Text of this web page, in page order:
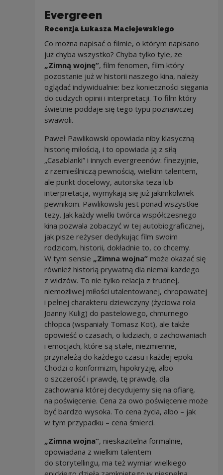
Evergreen
Recenzja Łukasza Maciejewskiego
Co można napisać o filmie, o którym napisano
już chyba wszystko? Chyba tylko tyle, że
„Zimną wojnę”, film fenomen, film który
pozostanie już w historii naszego kina, należy
oglądać indywidualnie: bez konieczności sięgania
do cudzych opinii i interpretacji. To film który
świetnie poddaje się tego typu poznawczej
swawoli.
Paweł Pawlikowski opowiada niby klasyczną
historię miłością, i to opowiada ją z siłą
„Casablanki” i innych evergreenów: finezyjnie,
z rzemieślniczą pewnością, wielkim talentem,
ale punkt docelowy, autorska teza lub
interpretacja, wymykają się już jakimkolwiek
pewnikom. Pawlikowski jest ponad wszystkie
tezy. Jak każdy wielki twórca współczesnego
kina pozwala zobaczyć w tej autobiograficznej,
jak pisze reżyser dedykując film swoim
rodzicom, historii, dokładnie to, co chcemy.
W tym sensie „Zimna wojna” może okazać się
również historią prywatną dla niemal każdego
z widzów. To nie tylko relacja z trudnej,
niemożliwej miłości utalentowanej, chropowatej
i pełnej charakteru dziewczyny (życiowa rola
Joanny Kulig) do pastelowego, chmurnego
chłopca (wspaniały Tomasz Kot), ale także
opowieść o czasach, o ludziach, o zachowaniach
i emocjach, które są stałe, niezmienne,
przynależą do każdego czasu i każdej epoki.
Chodzi o konformizm, hipokryzję, albo
o szczerość i prawdę, tę prawdę, dla
zachowania której decydujemy się na ofiarę,
na poświęcenie. Cena za owo poświęcenie może
być bardzo wysoka. To cena życia, albo – jak
w tym przypadku – cena śmierci.
„Zimna wojna”, nieskazitelna formalnie,
opowiadana z wielkim talentem
do storytellingu, ma też wymiar wielkiego